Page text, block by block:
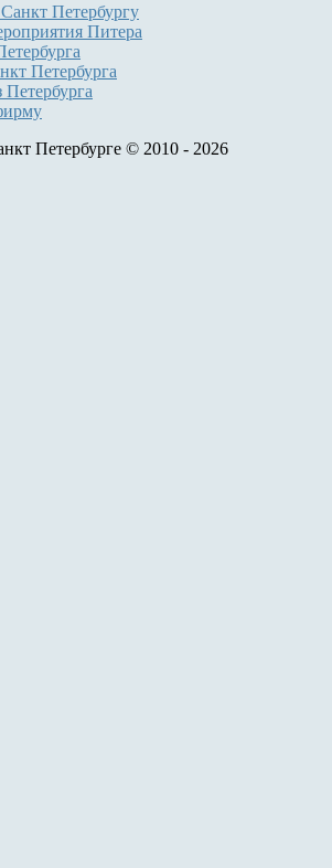
Петербургу
Питера
Петербурга
Петербурга
Петербурге © 2010 - 2026